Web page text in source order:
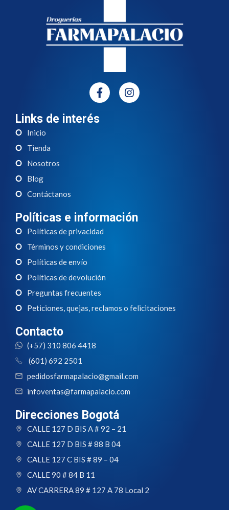
Links de interés
Inicio
Tienda
Nosotros
Blog
Contáctanos
Políticas e información
Políticas de privacidad
Términos y condiciones
Políticas de envío
Políticas de devolución
Preguntas frecuentes
Peticiones, quejas, reclamos o felicitaciones
Contacto
(+57) 310 806 4418
(601) 692 2501
pedidosfarmapalacio@gmail.com
infoventas@farmapalacio.com
Direcciones Bogotá
CALLE 127 D BIS A # 92 – 21
CALLE 127 D BIS # 88 B 04
CALLE 127 C BIS # 89 – 04
CALLE 90 # 84 B 11
AV CARRERA 89 # 127 A 78 Local 2